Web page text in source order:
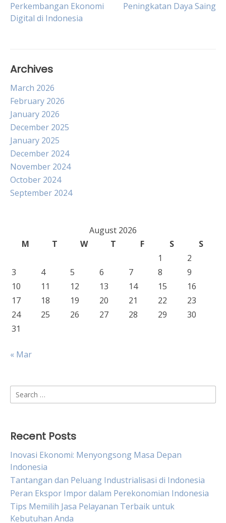
navigation
Perkembangan Ekonomi
Digital di Indonesia
Peningkatan Daya Saing
Archives
March 2026
February 2026
January 2026
December 2025
January 2025
December 2024
November 2024
October 2024
September 2024
August 2026
M
T W T F S
S
1
2
3
4 5 6 7 8
9
10
11 12 13 14 15
16
17
18 19 20 21 22
23
24
25 26 27 28 29
30
31
« Mar
Search
for:
Recent Posts
Inovasi Ekonomi: Menyongsong Masa Depan
Indonesia
Tantangan dan Peluang Industrialisasi di Indonesia
Peran Ekspor Impor dalam Perekonomian Indonesia
Tips Memilih Jasa Pelayanan Terbaik untuk
Kebutuhan Anda